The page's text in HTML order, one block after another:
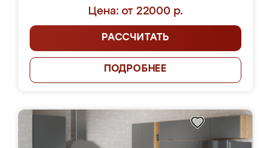
Цена: от 22000 р.
РАССЧИТАТЬ
ПОДРОБНЕЕ